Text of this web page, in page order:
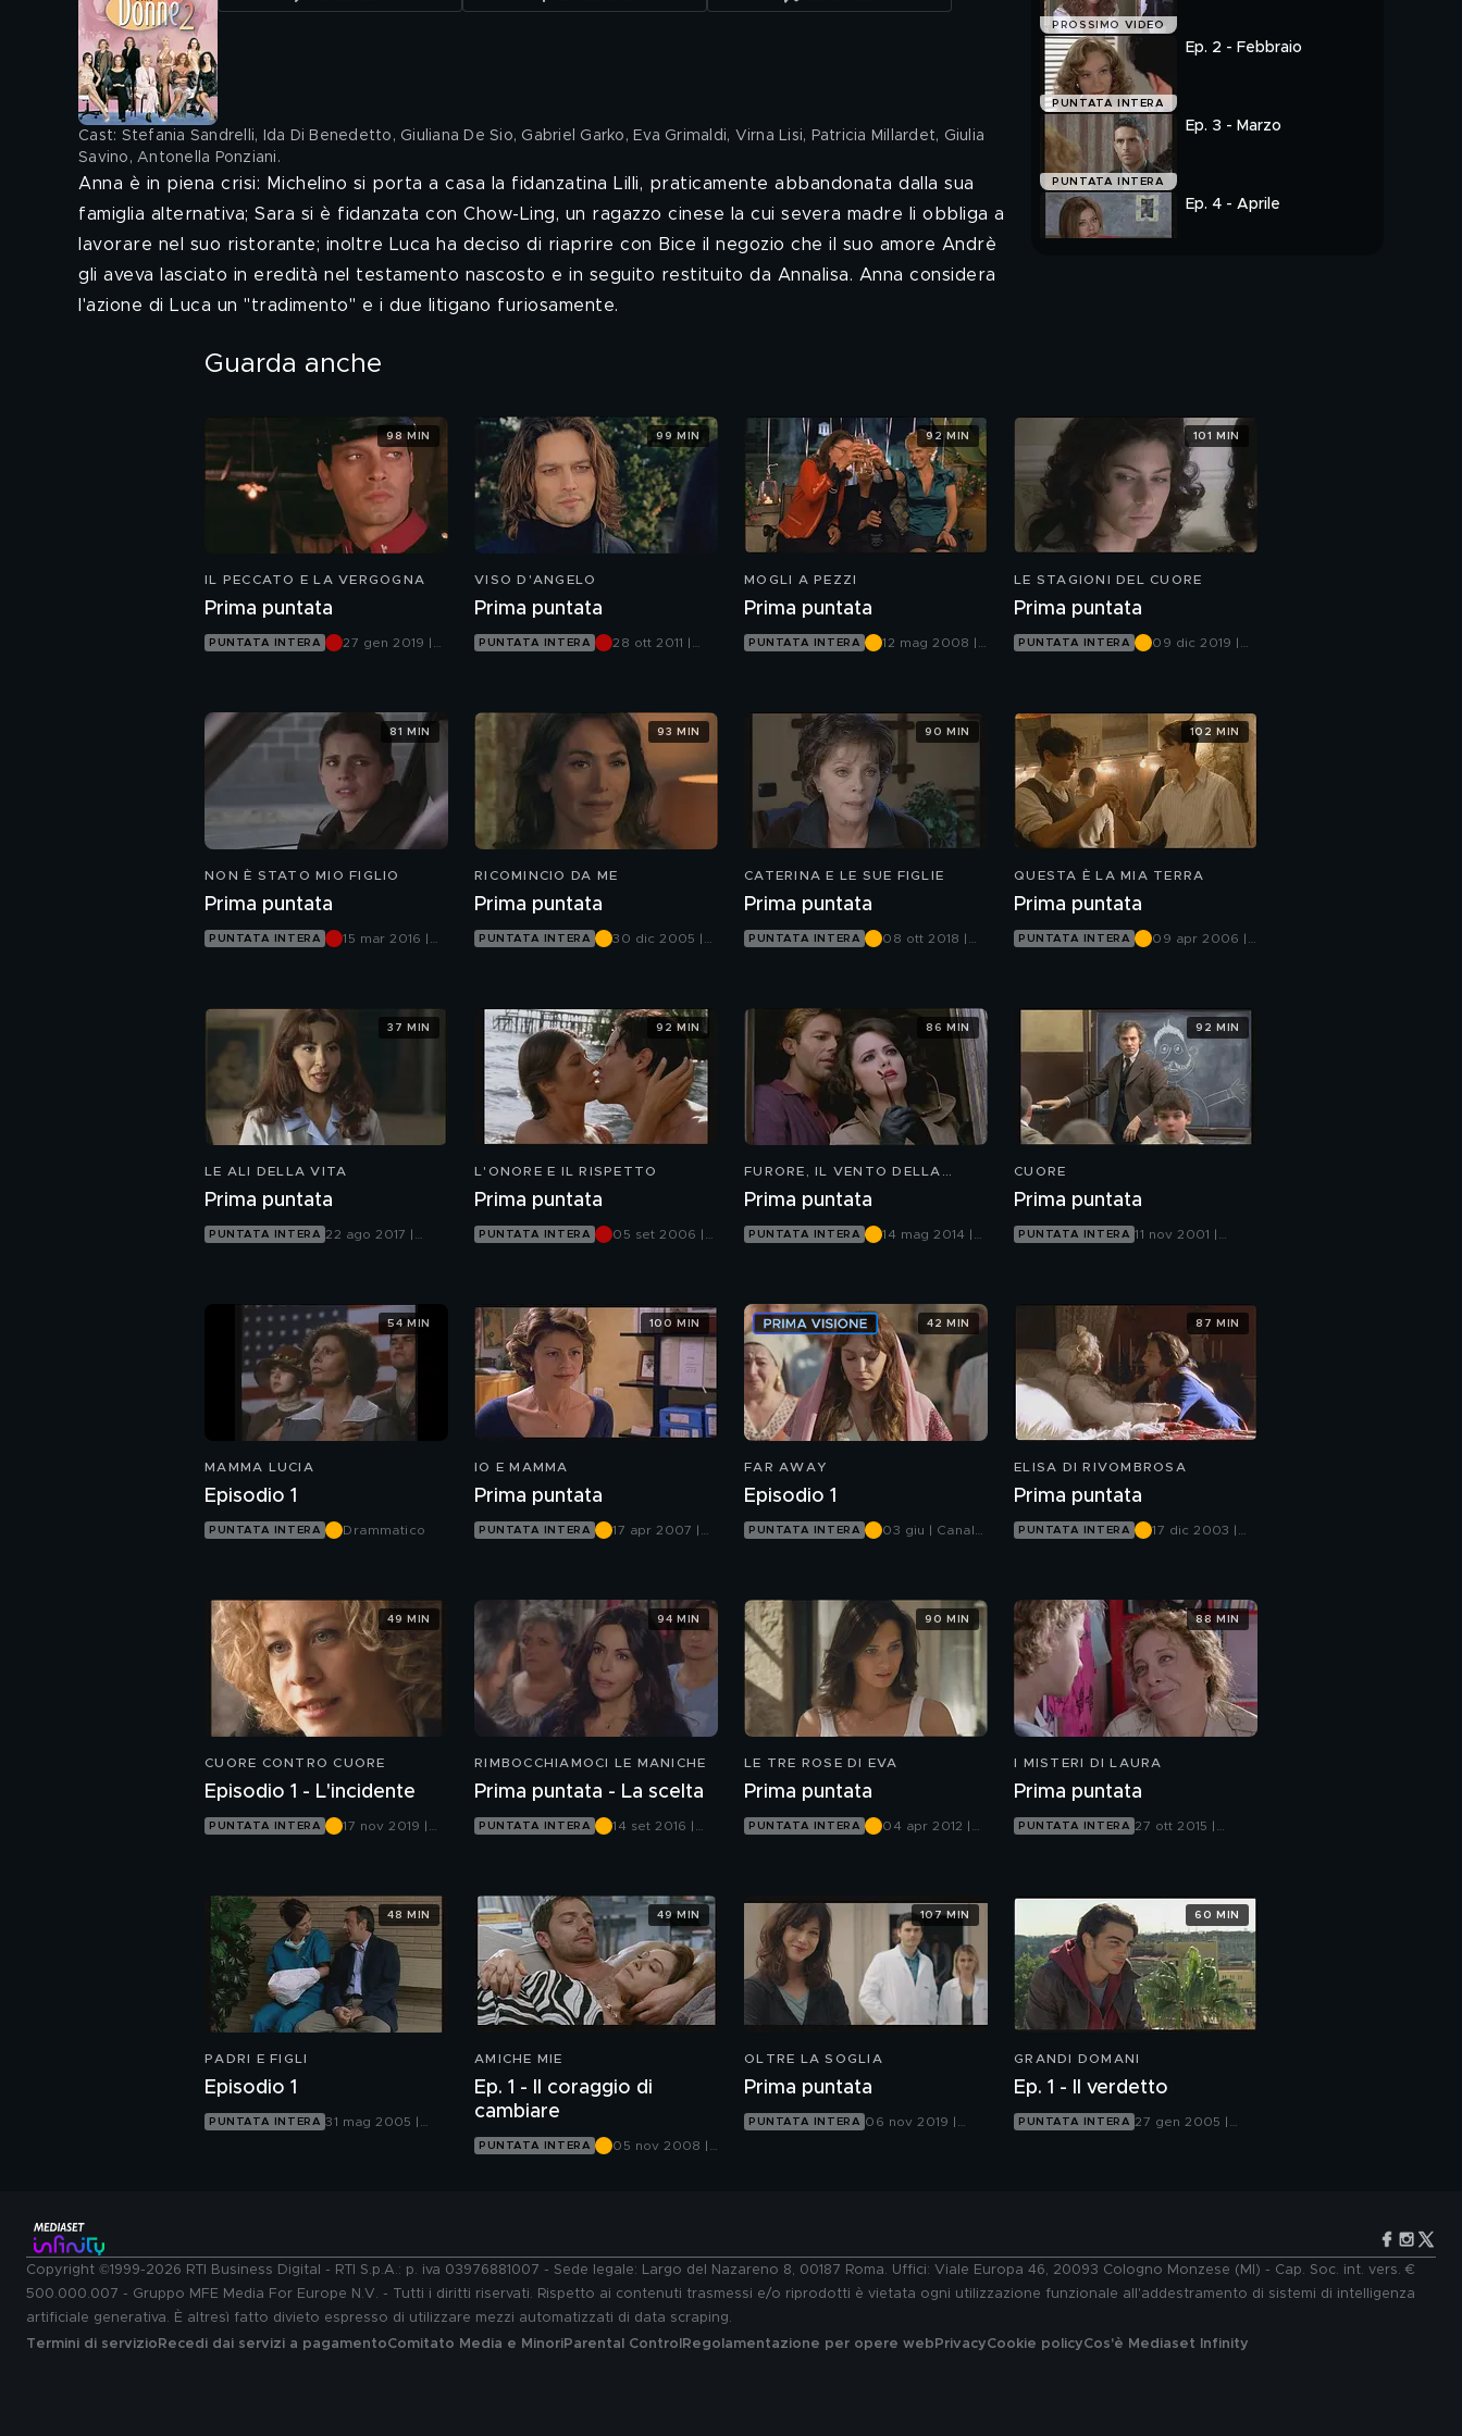
Cast: Stefania Sandrelli, Ida Di Benedetto, Giuliana De Sio, Gabriel Garko, Eva Grimaldi, Virna Lisi, Patricia Millardet, Giulia
Savino, Antonella Ponziani .
Anna è in piena crisi: Michelino si porta a casa la fidanzatina Lilli, praticamente abbandonata dalla sua
famiglia alternativa; Sara si è fidanzata con Chow-Ling, un ragazzo cinese la cui severa madre li obbliga a
lavorare nel suo ristorante; inoltre Luca ha deciso di riaprire con Bice il negozio che il suo amore Andrè
gli aveva lasciato in eredità nel testamento nascosto e in seguito restituito da Annalisa. Anna considera
l'azione di Luca un "tradimento" e i due litigano furiosamente.
PROSSIMO VIDEO
PUNTATA INTERA
Ep. 2 - Febbraio
PUNTATA INTERA
Ep. 3 - Marzo
Ep. 4 - Aprile
Guarda anche
IL PECCATO E LA VERGOGNA
Prima puntata
PUNTATA INTERA
27 gen 2019 |
98 MIN
VISO D'ANGELO
Prima puntata
PUNTATA INTERA
28 ott 2011 |
99 MIN
MOGLI A PEZZI
Prima puntata
PUNTATA INTERA
12 mag 2008 |
92 MIN
LE STAGIONI DEL CUORE
Prima puntata
PUNTATA INTERA
09 dic 2019 |
101 MIN
NON È STATO MIO FIGLIO
Prima puntata
PUNTATA INTERA
15 mar 2016 |
81 MIN
RICOMINCIO DA ME
Prima puntata
PUNTATA INTERA
30 dic 2005 |
93 MIN
CATERINA E LE SUE FIGLIE
Prima puntata
PUNTATA INTERA
08 ott 2018 |
90 MIN
QUESTA È LA MIA TERRA
Prima puntata
PUNTATA INTERA
09 apr 2006 |
102 MIN
LE ALI DELLA VITA
Prima puntata
PUNTATA INTERA 22 ago 2017 |
37 MIN
L'ONORE E IL RISPETTO
Prima puntata
PUNTATA INTERA
05 set 2006 |
92 MIN
FURORE, IL VENTO DELLA
Prima puntata
PUNTATA INTERA
14 mag 2014 |
86 MIN
CUORE
Prima puntata
PUNTATA INTERA 11 nov 2001 |
92 MIN
MAMMA LUCIA
Episodio 1
PUNTATA INTERA Drammatico
54 MIN
IO E MAMMA
Prima puntata
PUNTATA INTERA
17 apr 2007 |
100 MIN
FAR AWAY
Episodio 1
PUNTATA INTERA
03 giu | Canale
42 MIN
ELISA DI RIVOMBROSA
Prima puntata
PUNTATA INTERA
17 dic 2003 |
87 MIN
CUORE CONTRO CUORE
Episodio 1 - L'incidente
PUNTATA INTERA
17 nov 2019 |
49 MIN
RIMBOCCHIAMOCI LE MANICHE
Prima puntata - La scelta
PUNTATA INTERA
14 set 2016 |
94 MIN
LE TRE ROSE DI EVA
Prima puntata
PUNTATA INTERA
04 apr 2012 |
90 MIN
I MISTERI DI LAURA
Prima puntata
PUNTATA INTERA 27 ott 2015 |
88 MIN
PADRI E FIGLI
Episodio 1
PUNTATA INTERA 31 mag 2005 |
48 MIN
AMICHE MIE
Ep. 1 - Il coraggio di
cambiare
PUNTATA INTERA
05 nov 2008 |
49 MIN
OLTRE LA SOGLIA
Prima puntata
PUNTATA INTERA 06 nov 2019 |
107 MIN
GRANDI DOMANI
Ep. 1 - Il verdetto
PUNTATA INTERA 27 gen 2005 |
60 MIN
Copyright ©1999-2026 RTI Business Digital - RTI S.p.A.: p. iva 03976881007 - Sede legale: Largo del Nazareno 8, 00187 Roma. Uffici: Viale Europa 46, 20093 Cologno Monzese (MI) - Cap. Soc. int. vers. €
500.000.007 - Gruppo MFE Media For Europe N.V. - Tutti i diritti riservati. Rispetto ai contenuti trasmessi e/o riprodotti è vietata ogni utilizzazione funzionale all'addestramento di sistemi di intelligenza
artificiale generativa. È altresì fatto divieto espresso di utilizzare mezzi automatizzati di data scraping.
Termini di servizio Recedi dai servizi a pagamentoComitato Media e MinoriParental Control Regolamentazione per opere web PrivacyCookie policyCos'è Mediaset Infinity